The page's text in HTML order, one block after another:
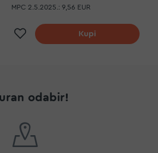
MPC 2.5.2025.: 9,56 EUR
Dodaj na listu želja
Kupi
odabir!